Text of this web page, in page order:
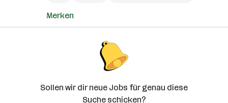
Merken
Sollen wir dir neue Jobs für genau diese
Suche schicken?